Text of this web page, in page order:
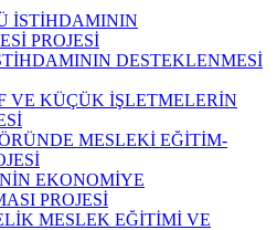
İSTİHDAMININ
PROJESİ
DESTEKLENMESİ
VE KÜÇÜK İŞLETMELERİN
MESLEKİ EĞİTİM-
EKONOMİYE
PROJESİ
MESLEK EĞİTİMİ VE